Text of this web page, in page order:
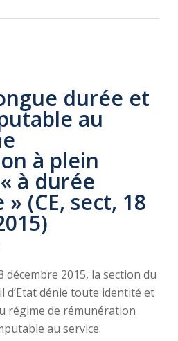
durée et
au
à plein
à durée
(CE, sect, 18
décembre 2015, la section du
d’Etat dénie toute identité et
régime de rémunération
au service.